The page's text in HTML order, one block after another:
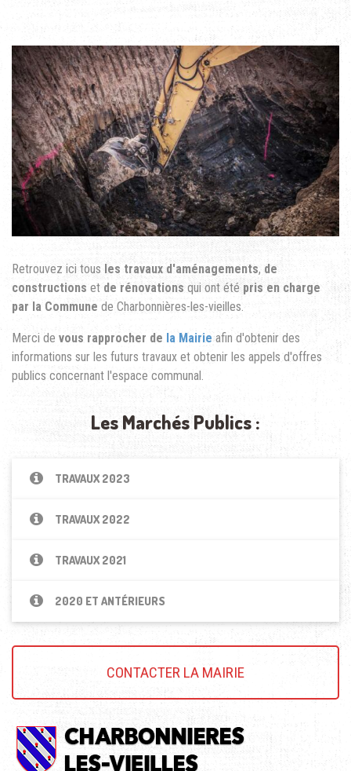
Retrouvez ici tous les travaux d'aménagements, de
constructions et de rénovations qui ont été pris en charge
par la Commune de Charbonnières-les-vieilles.
Merci de vous rapprocher de la Mairie afin d'obtenir des
informations sur les futurs travaux et obtenir les appels d'offres
publics concernant l'espace communal.
Les Marchés Publics :
TRAVAUX 2023
TRAVAUX 2022
TRAVAUX 2021
2020 ET ANTÉRIEURS
CONTACTER LA MAIRIE